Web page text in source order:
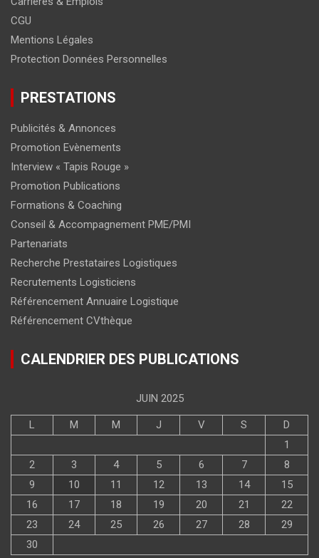
CGU
Mentions Légales
Protection Données Personnelles
PRESTATIONS
Publicités & Annonces
Promotion Evènements
Interview « Tapis Rouge »
Promotion Publications
Formations & Coaching
Conseil & Accompagnement PME/PMI
Partenariats
Recherche Prestataires Logistiques
Recrutements Logisticiens
Référencement Annuaire Logistique
Référencement CVthèque
CALENDRIER DES PUBLICATIONS
JUIN 2025
L M M J V S
D
1
2
3 4 5 6 7
8
9
10 11 12 13 14
15
16
17 18 19 20 21
22
23
24 25 26 27 28
29
30